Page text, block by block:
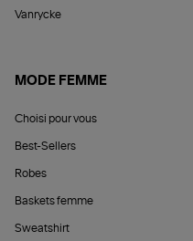
Vanrycke
MODE FEMME
Choisi pour vous
Best-Sellers
Robes
Baskets femme
Sweatshirt